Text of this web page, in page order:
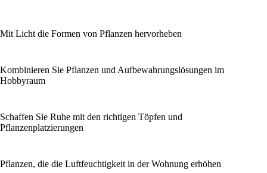
Mit Licht die Formen von Pflanzen hervorheben
Kombinieren Sie Pflanzen und Aufbewahrungslösungen im
Hobbyraum
Schaffen Sie Ruhe mit den richtigen Töpfen und
Pflanzenplatzierungen
Pflanzen, die die Luftfeuchtigkeit in der Wohnung erhöhen